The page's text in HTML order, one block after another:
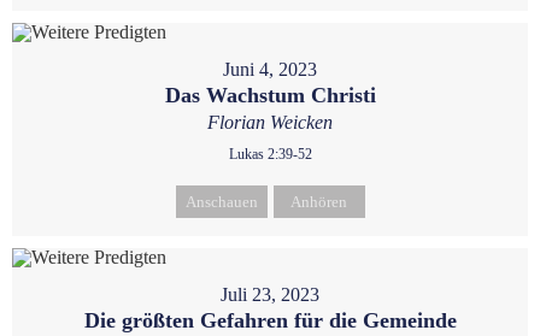
Juni 4, 2023
Das Wachstum Christi
Florian Weicken
Lukas 2:39-52
Anschauen Anhören
Juli 23, 2023
Die größten Gefahren für die Gemeinde